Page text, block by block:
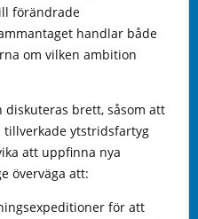
förändrade
handlar både
om vilken ambition
diskuteras brett, såsom att
tillverkade ytstridsfartyg
att uppfinna nya
överväga att:
för att